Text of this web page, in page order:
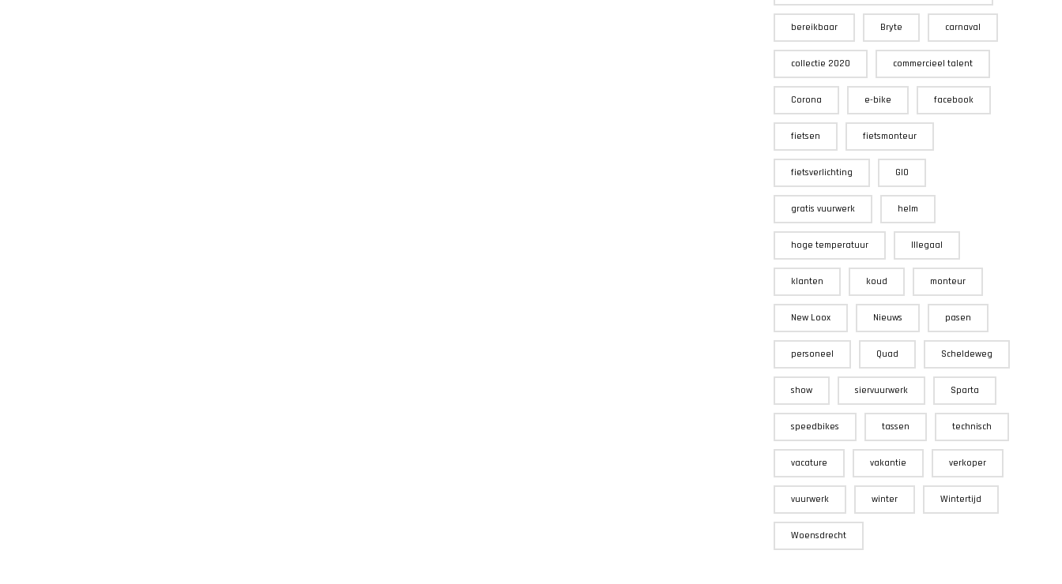
bereikbaar Bryte carnaval
collectie 2020 commercieel talent
Corona e-bike facebook
fietsen fietsmonteur
fietsverlichting GIO
gratis vuurwerk helm
hoge temperatuur Illegaal
klanten koud monteur
New Loox Nieuws pasen
personeel Quad Scheldeweg
show siervuurwerk Sparta
speedbikes tassen technisch
vacature vakantie verkoper
vuurwerk winter Wintertijd
Woensdrecht